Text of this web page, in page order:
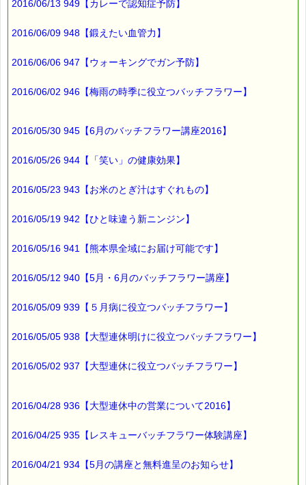
発行責任者：店長 千葉るみこ
http://www.pass-thyme.com/
バックナンバー一覧
2016/06/13 949【カレーで認知症予防】
2016/06/09 948【鍛えたい血管力】
2016/06/06 947【ウォーキングでガン予防】
2016/06/02 946【梅雨の時季に役立つバッチフラワー】
2016/05/30 945【6月のバッチフラワー講座2016】
2016/05/26 944【「笑い」の健康効果】
2016/05/23 943【お米のとぎ汁はすぐれもの】
2016/05/19 942【ひと味違う新ニンジン】
2016/05/16 941【熊本県全域にお届け可能です】
2016/05/12 940【5月・6月のバッチフラワー講座】
2016/05/09 939【５月病に役立つバッチフラワー】
2016/05/05 938【大型連休明けに役立つバッチフラワー】
2016/05/02 937【大型連休に役立つバッチフラワー】
2016/04/28 936【大型連休中の営業について2016】
2016/04/25 935【レスキューバッチフラワー体験講座】
2016/04/21 934【5月の講座と無料進呈のお知らせ】